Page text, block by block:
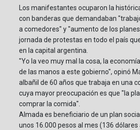
Los manifestantes ocuparon la
con banderas que demandaban
a comedores" y "aumento de los
jornada de protestas en todo el país
en la capital argentina.
"Yo la veo muy mal la cosa, la
de las manos a este gobierno", opinó
albañil de 60 años que trabaja en una
cuya mayor preocupación es que "la
comprar la comida".
Almada es beneficiario de un plan
unos 16.000 pesos al mes (136